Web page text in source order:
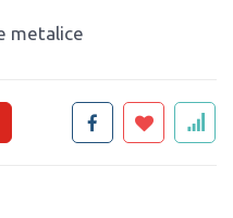
metalice